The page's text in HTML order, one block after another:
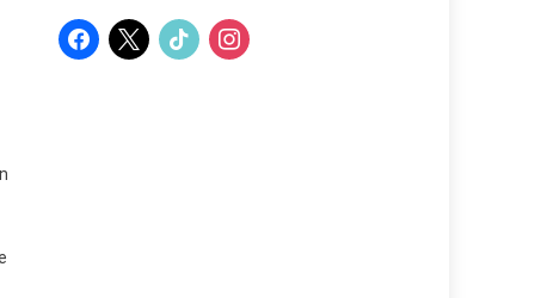
facebook
x tiktok instagram